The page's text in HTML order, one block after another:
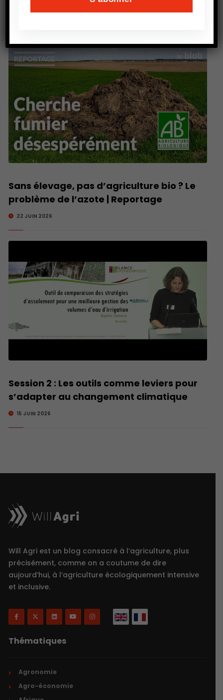
Sans élevage, pas d’agriculture bio ? Le
problème de l’azote | Reportage
22 JUIN 2026
Session 2 : Les outils comme leviers pour
s’adapter au changement climatique
15 JUIN 2026
Will Agri est un blog consacré à l’agriculture, plus
précisément, comme on a coutume de dire
aujourd’hui, à l’agriculture écologiquement intensive
et inclusive.
Thématiques
Agronomie
Agro-économie